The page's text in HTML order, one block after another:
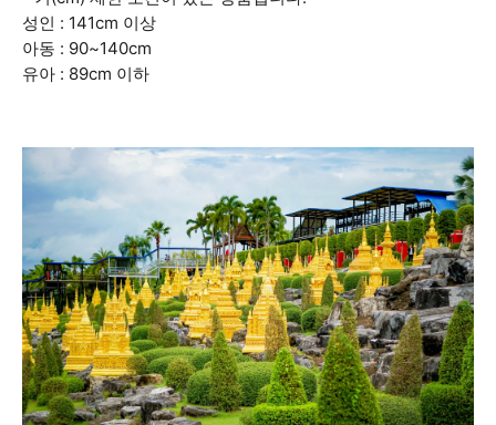
성인 : 141cm 이상
아동 : 90~140cm
유아 : 89cm 이하